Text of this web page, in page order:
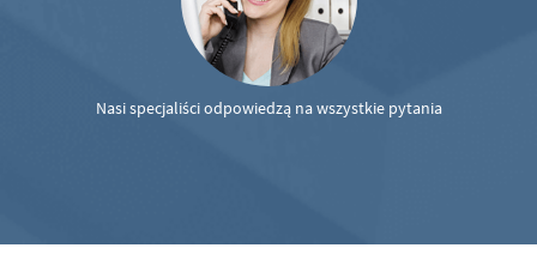
Nasi specjaliści odpowiedzą na wszystkie pytania